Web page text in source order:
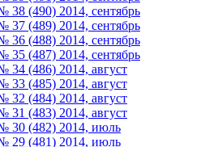
38 (490) 2014, сентябрь
37 (489) 2014, сентябрь
36 (488) 2014, сентябрь
35 (487) 2014, сентябрь
34 (486) 2014, август
33 (485) 2014, август
32 (484) 2014, август
31 (483) 2014, август
30 (482) 2014, июль
29 (481) 2014, июль